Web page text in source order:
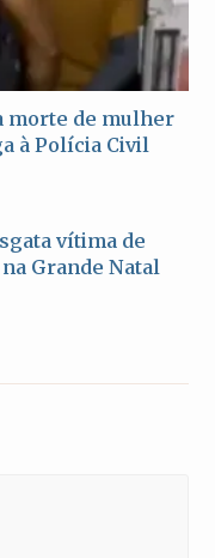
morte de mulher
à Polícia Civil
vítima de
Grande Natal